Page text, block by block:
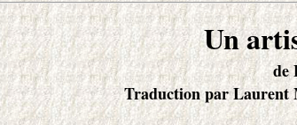
Un
de
Traduction par Laurent